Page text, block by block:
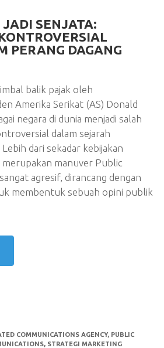
SENJATA:
PERANG DAGANG
balik pajak oleh
Amerika Serikat (AS) Donald
negara di dunia menjadi salah
dalam sejarah
dari sekadar kebijakan
manuver Public
agresif, dirancang dengan
membentuk sebuah opini publik
COMMUNICATIONS AGENCY, PUBLIC
, STRATEGI MARKETING